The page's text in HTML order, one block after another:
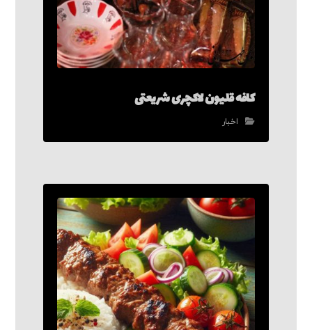
کافه قلیون لاکچری شریعتی
اخبار